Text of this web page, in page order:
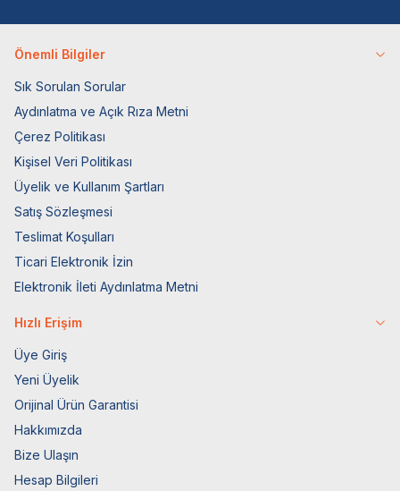
Önemli Bilgiler
Sık Sorulan Sorular
Aydınlatma ve Açık Rıza Metni
Çerez Politikası
Kişisel Veri Politikası
Üyelik ve Kullanım Şartları
Satış Sözleşmesi
Teslimat Koşulları
Ticari Elektronik İzin
Elektronik İleti Aydınlatma Metni
Hızlı Erişim
Üye Giriş
Yeni Üyelik
Orijinal Ürün Garantisi
Hakkımızda
Bize Ulaşın
Hesap Bilgileri